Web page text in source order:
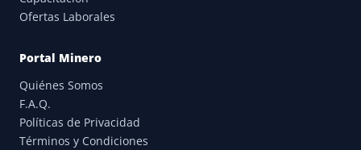
Ofertas Laborales
Portal Minero
Quiénes Somos
F.A.Q.
Políticas de Privacidad
Términos y Condiciones